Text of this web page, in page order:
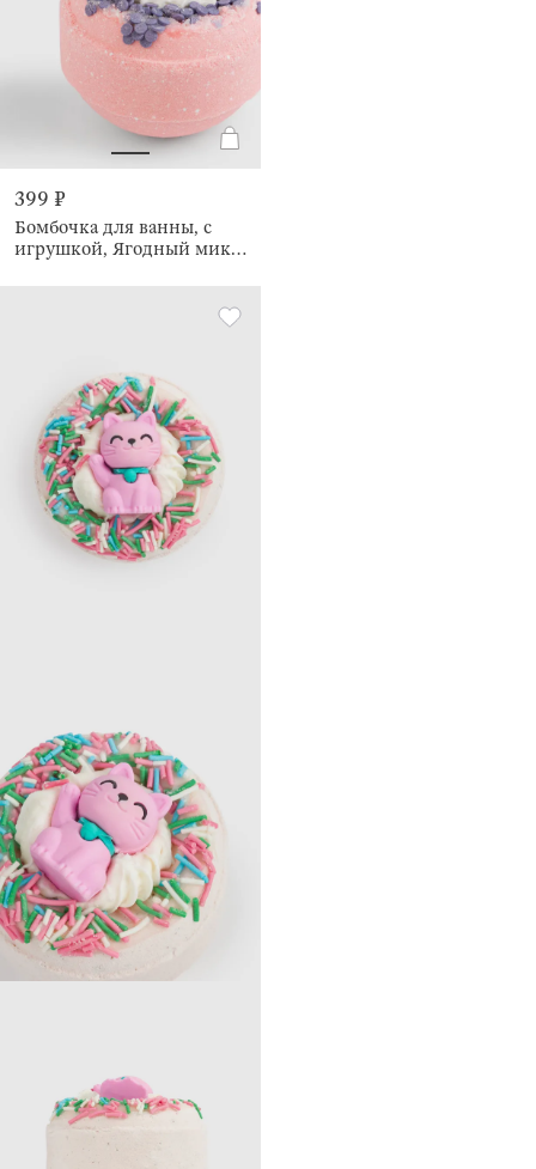
399 ₽
Бомбочка для ванны, с
игрушкой, Ягодный микс,